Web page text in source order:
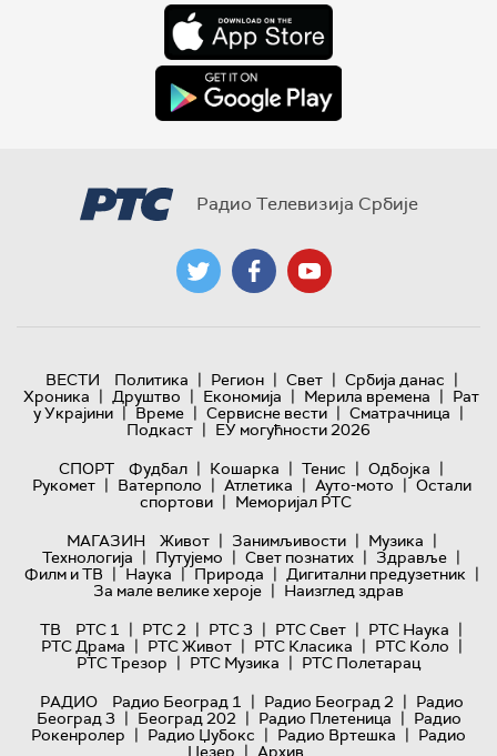
Радио Телевизија Србије
ВЕСТИ Политика | Регион | Свет | Србија данас |
Хроника | Друштво | Економија | Мерила времена | Рат
у Украјини | Време | Сервисне вести | Сматрачница |
Подкаст | ЕУ могућности 2026
СПОРТ
Фудбал | Кошарка | Тенис | Одбојка |
Рукомет | Ватерполо | Атлетика | Ауто-мото | Остали
спортови | Меморијал РТС
МАГАЗИН
Живот | Занимљивости | Музика |
Технологијa | Путујемо | Свет познатих | Здравље |
Филм и ТВ | Наука | Природа | Дигитални предузетник |
За мале велике хероје | Наизглед здрав
ТВ
РТС 1 | РТС 2 | РТС 3 | РТС Свет | РТС Наука |
РТС Драма | РТС Живот | РТС Класика | РТС Коло |
РТС Трезор | РТС Музика | РТС Полетарац
РАДИО
Радио Београд 1 | Радио Београд 2 | Радио
Београд 3 | Београд 202 | Радио Плетеница | Радио
Рокенролер | Радио Џубокс | Радио Вртешка | Радио
Џезер
Архив